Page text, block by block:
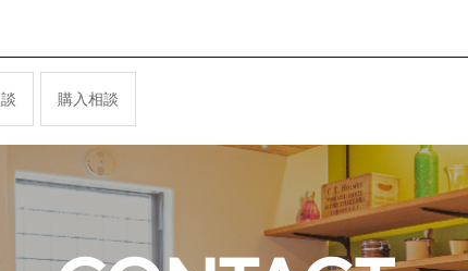
購入相談